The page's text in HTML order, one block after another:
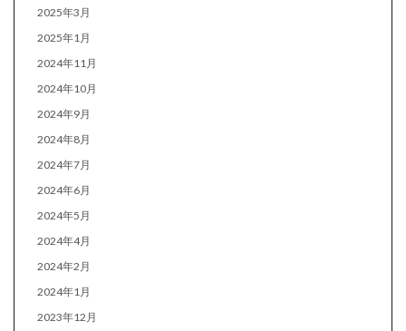
2025年3月
2025年1月
2024年11月
2024年10月
2024年9月
2024年8月
2024年7月
2024年6月
2024年5月
2024年4月
2024年2月
2024年1月
2023年12月